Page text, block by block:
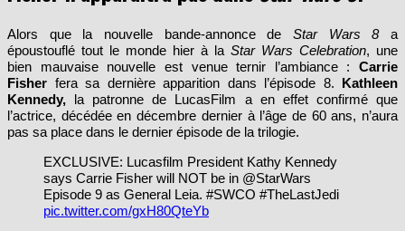
Alors que la nouvelle bande-annonce de Star Wars 8a
époustouflé tout le monde hier à la Star Wars Celebration, une
bien mauvaise nouvelle est venue ternir l’ambiance : Carrie
Fisher fera sa dernière apparition dans l’épisode 8. Kathleen
Kennedy, la patronne de LucasFilm a en effet confirmé que
l’actrice, décédée en décembre dernier à l’âge de 60 ans, n’aura
pas sa place dans le dernier épisode de la trilogie.
EXCLUSIVE: Lucasfilm President Kathy Kennedy
says Carrie Fisher will NOT be in @StarWars
Episode 9 as General Leia. #SWCO #TheLastJedi
pic.twitter.com/gxH80QteYb